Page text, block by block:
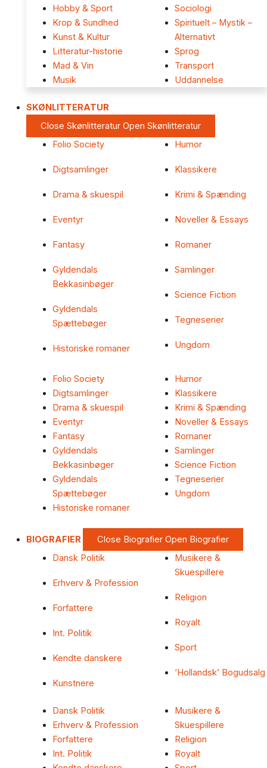
Hobby & Sport
Krop & Sundhed
Kunst & Kultur
Litteratur-historie
Mad & Vin
Musik
Sociologi
Spirituelt – Mystik –
Alternativt
Sprog
Transport
Uddannelse
SKØNLITTERATUR
Close Skønlitteratur Open Skønlitteratur
Folio Society
Digtsamlinger
Drama & skuespil
Eventyr
Fantasy
Gyldendals
Bekkasinbøger
Gyldendals
Spættebøger
Historiske romaner
Humor
Klassikere
Krimi & Spænding
Noveller & Essays
Romaner
Samlinger
Science Fiction
Tegneserier
Ungdom
Folio Society
Digtsamlinger
Drama & skuespil
Eventyr
Fantasy
Gyldendals
Bekkasinbøger
Gyldendals
Spættebøger
Historiske romaner
Humor
Klassikere
Krimi & Spænding
Noveller & Essays
Romaner
Samlinger
Science Fiction
Tegneserier
Ungdom
BIOGRAFIER Close Biografier Open Biografier
Dansk Politik
Erhverv & Profession
Forfattere
Int. Politik
Kendte danskere
Kunstnere
Musikere &
Skuespillere
Religion
Royalt
Sport
‘Hollandsk’ Bogudsalg
Dansk Politik
Erhverv & Profession
Forfattere
Int. Politik
Musikere &
Skuespillere
Religion
Royalt